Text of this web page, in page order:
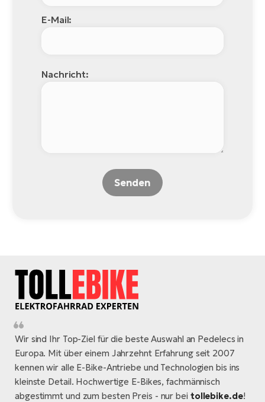
E-Mail:
Nachricht:
Senden
Wir sind Ihr Top-Ziel für die beste Auswahl an Pedelecs in
Europa. Mit über einem Jahrzehnt Erfahrung seit 2007
kennen wir alle E-Bike-Antriebe und Technologien bis ins
kleinste Detail. Hochwertige E-Bikes, fachmännisch
abgestimmt und zum besten Preis - nur bei tollebike.de!